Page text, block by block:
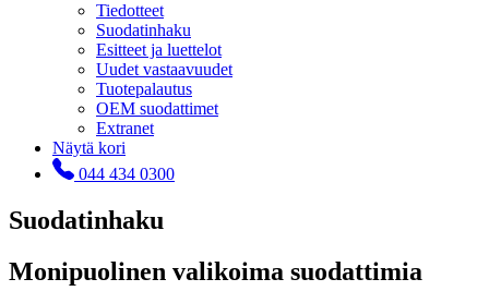
Tiedotteet
Suodatinhaku
Esitteet ja luettelot
Uudet vastaavuudet
Tuotepalautus
OEM suodattimet
Extranet
Näytä kori
044 434 0300
Suodatinhaku
Monipuolinen valikoima suodattimia